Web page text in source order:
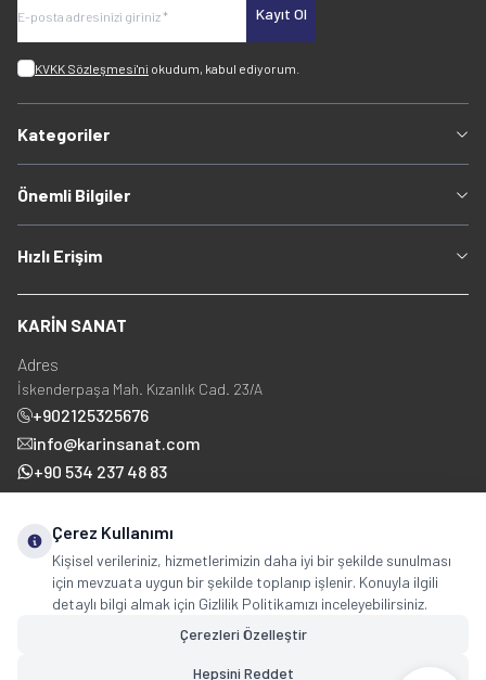
Kayıt Ol
KVKK Sözleşmesi'ni okudum, kabul ediyorum.
Kategoriler
Önemli Bilgiler
Hızlı Erişim
KARİN SANAT
Adres
İskenderpaşa Mah. Kızanlık Cad. 23/A
+902125325676
info@karinsanat.com
+90 534 237 48 83
Çerez Kullanımı
Kişisel verileriniz, hizmetlerimizin daha iyi bir şekilde sunulması
için mevzuata uygun bir şekilde toplanıp işlenir. Konuyla ilgili
detaylı bilgi almak için Gizlilik Politikamızı inceleyebilirsiniz.
Çerezleri Özelleştir
Hepsini Reddet